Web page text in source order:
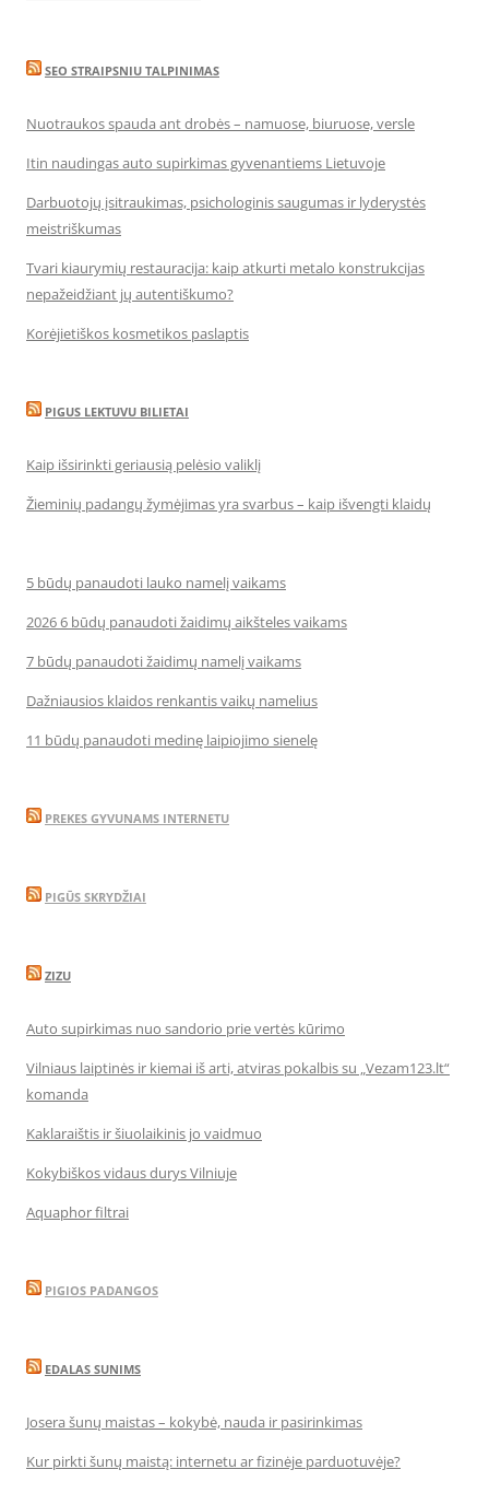
SEO STRAIPSNIU TALPINIMAS
Nuotraukos spauda ant drobės – namuose, biuruose, versle
Itin naudingas auto supirkimas gyvenantiems Lietuvoje
Darbuotojų įsitraukimas, psichologinis saugumas ir lyderystės
meistriškumas
Tvari kiaurymių restauracija: kaip atkurti metalo konstrukcijas
nepažeidžiant jų autentiškumo?
Korėjietiškos kosmetikos paslaptis
PIGUS LEKTUVU BILIETAI
Kaip išsirinkti geriausią pelėsio valiklį
Žieminių padangų žymėjimas yra svarbus – kaip išvengti klaidų
5 būdų panaudoti lauko namelį vaikams
2026 6 būdų panaudoti žaidimų aikšteles vaikams
7 būdų panaudoti žaidimų namelį vaikams
Dažniausios klaidos renkantis vaikų namelius
11 būdų panaudoti medinę laipiojimo sienelę
PREKES GYVUNAMS INTERNETU
PIGŪS SKRYDŽIAI
ZIZU
Auto supirkimas nuo sandorio prie vertės kūrimo
Vilniaus laiptinės ir kiemai iš arti, atviras pokalbis su „Vezam123.lt“
komanda
Kaklaraištis ir šiuolaikinis jo vaidmuo
Kokybiškos vidaus durys Vilniuje
Aquaphor filtrai
PIGIOS PADANGOS
EDALAS SUNIMS
Josera šunų maistas – kokybė, nauda ir pasirinkimas
Kur pirkti šunų maistą: internetu ar fizinėje parduotuvėje?